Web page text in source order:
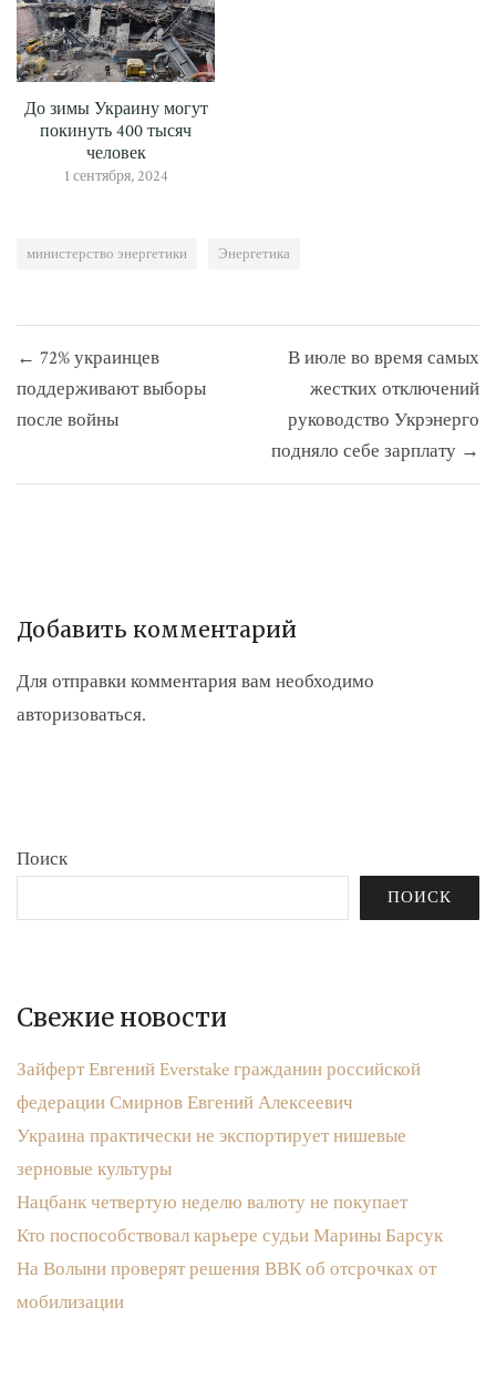
До зимы Украину могут
покинуть 400 тысяч
человек
1 сентября, 2024
министерство энергетики Энергетика
по
записям
← 72% украинцев
поддерживают выборы
после войны
В июле во время самых
жестких отключений
руководство Укрэнерго
подняло себе зарплату →
Добавить комментарий
Для отправки комментария вам необходимо
авторизоваться.
Поиск
ПОИСК
Свежие новости
Зайферт Евгений Everstake гражданин российской
федерации Смирнов Евгений Алексеевич
Украина практически не экспортирует нишевые
зерновые культуры
Нацбанк четвертую неделю валюту не покупает
Кто поспособствовал карьере судьи Марины Барсук
На Волыни проверят решения ВВК об отсрочках от
мобилизации